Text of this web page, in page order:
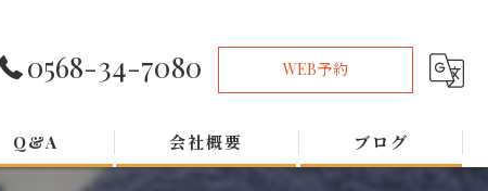
0568-34-7080 WEB予約
Q&A 会社概要 ブログ